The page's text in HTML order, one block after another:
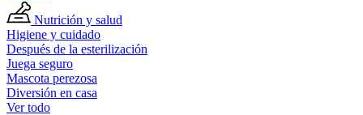
Nutrición y salud
Higiene y cuidado
Después de la esterilización
Juega seguro
Mascota perezosa
Diversión en casa
Ver todo